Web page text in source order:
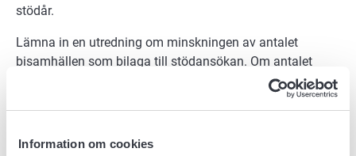
Information om cookies
stödår.
Lämna in en utredning om minskningen av antalet
bisamhällen som bilaga till stödansökan. Om antalet
bisamhällen har minskat på grund av djursjukdom, bifoga
Bilagor till ansökan